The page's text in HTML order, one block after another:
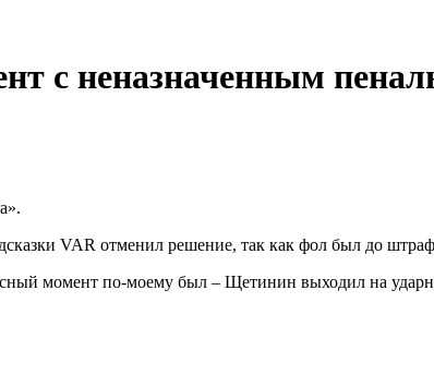
с неназначенным
VAR отменил решение, так как фол был до
момент по-моему был – Щетинин выходил на